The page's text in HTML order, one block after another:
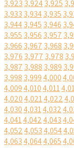
3,923 3,9243,925
3,933 3,9343,935
3,9443,945 3,946
3,955 3,956 3,957
3,966 3,967 3,968
3,976 3,977 3,978
3,987 3,988 3,989
3,998 3,9994,000
4,0094,0104,011
4,0204,0214,022
4,0304,0314,032
4,0414,0424,043
4,0524,0534,054
4,0634,0644,065